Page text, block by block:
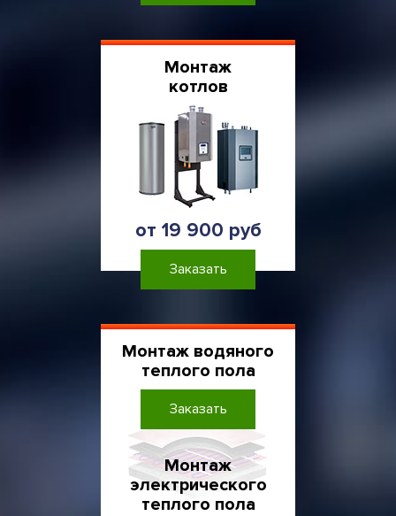
Монтаж
котлов
от 19 900 руб
Заказать
Монтаж водяного
теплого пола
Заказать
Монтаж
электрического
теплого пола